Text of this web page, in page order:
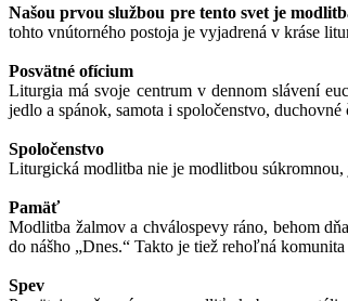
Našou prvou službou pre tento svet je
tohto vnútorného postoja je vyjadrená v kráse
Posvätné ofícium
Liturgia má svoje centrum v dennom slávení
jedlo a spánok, samota i spoločenstvo, duchovné
Spoločenstvo
Liturgická modlitba nie je modlitbou
Pamäť
Modlitba žalmov a chválospevy ráno, behom
do nášho „Dnes.“ Takto je tiež rehoľná
Spev